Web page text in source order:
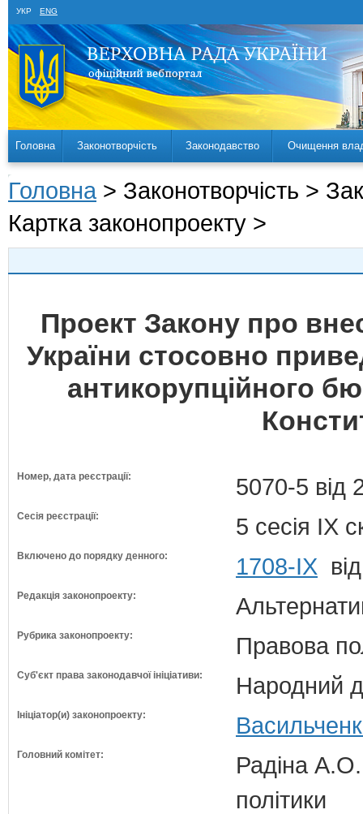
УКР ENG
Головна Законотворчість Законодавство Очищення
Головна > Законотворчість >
Картка законопроекту >
Проект Закону про
України стосовно
антикорупційного
Номер, дата реєстрації: 5070-5 від
Сесія реєстрації: 5 сесія IX
Включено до порядку денного: 1708-ІХ
Редакція законопроекту:
Рубрика законопроекту: Правова
Суб'єкт права законодавчої ініціативи: Народний
Ініціатор(и) законопроекту:
Головний комітет:
Радіна А.О.
політики